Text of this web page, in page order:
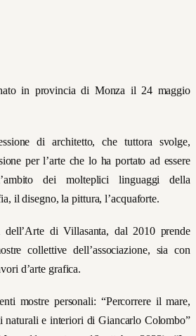
in provincia di Monza il 24 maggio
di architetto, che tuttora svolge,
per l’arte che lo ha portato ad essere
dei molteplici linguaggi della
il disegno, la pittura, l’acquaforte.
di Villasanta, dal 2010 prende
collettive dell’associazione, sia con
d’arte grafica.
mostre personali: “Percorrere il mare,
naturali e interiori di Giancarlo Colombo”